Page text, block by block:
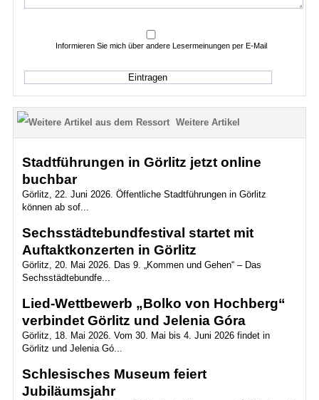
Informieren Sie mich über andere Lesermeinungen per E-Mail
Weitere Artikel
Stadtführungen in Görlitz jetzt online
buchbar
Görlitz, 22. Juni 2026. Öffentliche Stadtführungen in Görlitz
können ab sof...
Sechsstädtebundfestival startet mit
Auftaktkonzerten in Görlitz
Görlitz, 20. Mai 2026. Das 9. „Kommen und Gehen“ – Das
Sechsstädtebundfe...
Lied-Wettbewerb „Bolko von Hochberg“
verbindet Görlitz und Jelenia Góra
Görlitz, 18. Mai 2026. Vom 30. Mai bis 4. Juni 2026 findet in
Görlitz und Jelenia Gó...
Schlesisches Museum feiert
Jubiläumsjahr